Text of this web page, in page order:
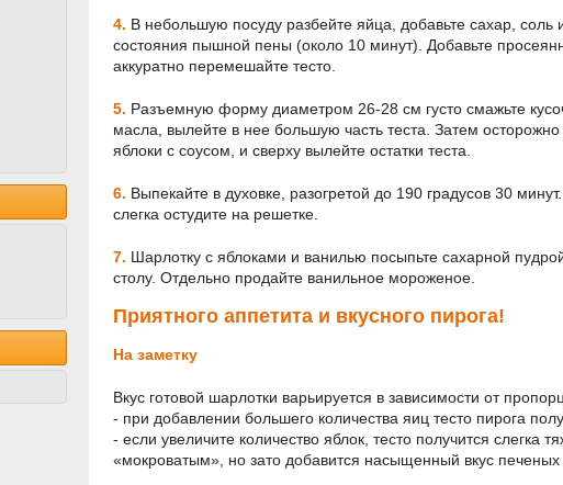
4. В небольшую посуду разбейте яйца, добавьте сахар, соль
состояния пышной пены (около 10 минут). Добавьте
аккуратно перемешайте тесто.
5. Разъемную форму диаметром 26-28 см густо смажьте
масла, вылейте в нее большую часть теста. Затем
яблоки с соусом, и сверху вылейте остатки теста.
6. Выпекайте в духовке, разогретой до 190 градусов 30
слегка остудите на решетке.
7. Шарлотку с яблоками и ванилью посыпьте сахарной
столу. Отдельно продайте ванильное мороженое.
Приятного аппетита и вкусного пирога!
На заметку
Вкус готовой шарлотки варьируется в зависимости от
- при добавлении большего количества яиц тесто пирога
- если увеличите количество яблок, тесто получится слегка
«мокроватым», но зато добавится насыщенный вкус печеных